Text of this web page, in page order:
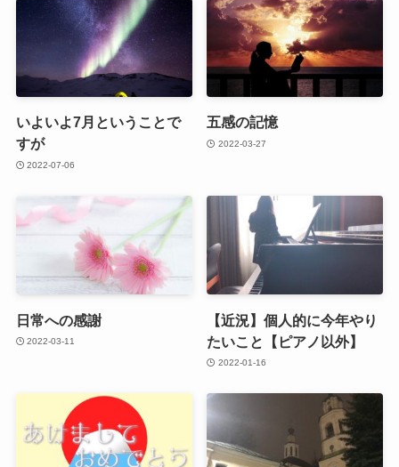
いよいよ7月ということで
すが
2022-07-06
五感の記憶
2022-03-27
日常への感謝
2022-03-11
【近況】個人的に今年やり
たいこと【ピアノ以外】
2022-01-16